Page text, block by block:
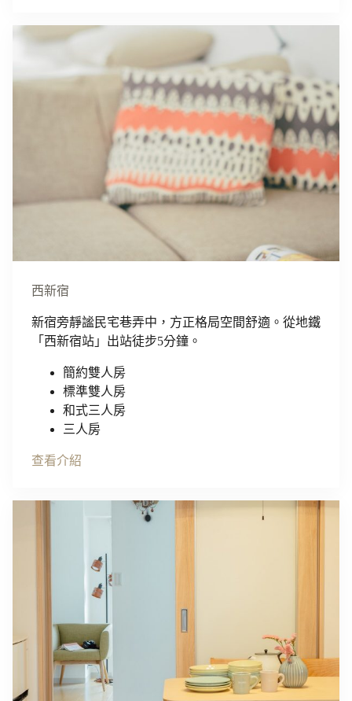
西新宿
新宿旁靜謐民宅巷弄中，方正格局空間舒適。從地鐵
「西新宿站」出站徒步5分鐘。
簡約雙人房
標準雙人房
和式三人房
三人房
查看介紹